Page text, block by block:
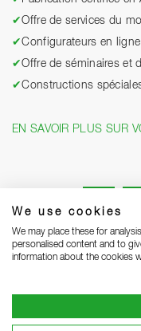
We use cookies
We may place these for
personalised content and to
information about the cookies
✔Offre de services du
✔Configurateurs en
✔Offre de séminaires et
✔Constructions
EN SAVOIR PLUS SUR
Mentions légales
CGV